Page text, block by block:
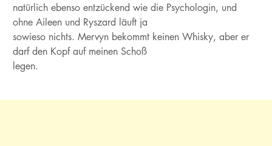
natürlich ebenso entzückend wie die Psychologin, und
ohne Aileen und Ryszard läuft ja
sowieso nichts. Mervyn bekommt keinen Whisky, aber er
darf den Kopf auf meinen Schoß
legen.